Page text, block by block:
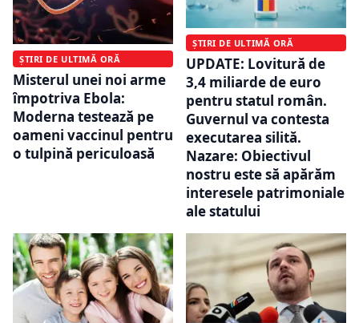
ȘTIRI DE ULTIMĂ ORĂ
Misterul unei noi arme
împotriva Ebola:
Moderna testează pe
oameni vaccinul pentru
o tulpină periculoasă
ȘTIRI DE ULTIMĂ ORĂ
UPDATE: Lovitură de
3,4 miliarde de euro
pentru statul român.
Guvernul va contesta
executarea silită.
Nazare: Obiectivul
nostru este să apărăm
interesele patrimoniale
ale statului